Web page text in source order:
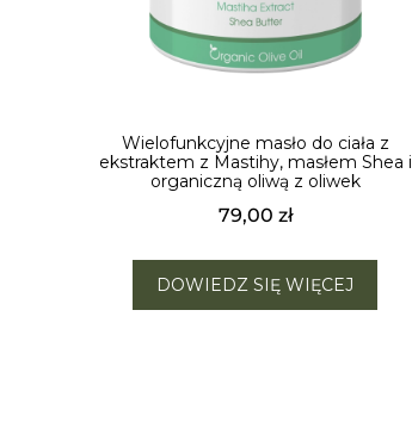
Wielofunkcyjne masło do ciała z
ekstraktem z Mastihy, masłem Shea i
organiczną oliwą z oliwek
79,00 zł
DOWIEDZ SIĘ WIĘCEJ